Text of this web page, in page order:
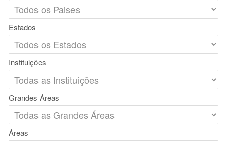
Estados
Instituições
Grandes Áreas
Áreas